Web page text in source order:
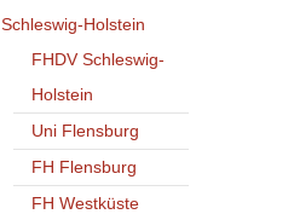
Schleswig-Holstein
FHDV Schleswig-
Holstein
Uni Flensburg
FH Flensburg
FH Westküste